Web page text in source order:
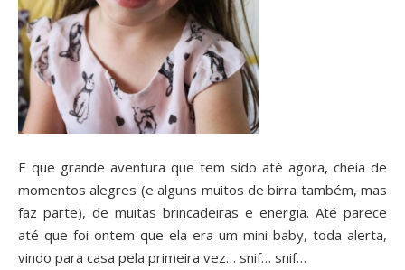
E que grande aventura que tem sido até agora, cheia de
momentos alegres (e alguns muitos de birra também, mas
faz parte), de muitas brincadeiras e energia. Até parece
até que foi ontem que ela era um mini-baby, toda alerta,
vindo para casa pela primeira vez… snif… snif…